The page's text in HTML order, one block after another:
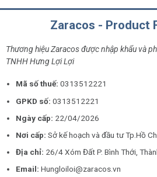
Zaracos - Product
Thương hiệu Zaracos được nhập khẩu và
TNHH Hưng Lợi Lợi
Mã số thuế: 0313512221
GPKD số:0313512221
Ngày cấp: 22/04/2026
Nơi cấp:Sở kế hoạch và đầu tư Tp.Hồ
Địa chỉ: 26/4 Xóm Đất P. Bình Thới,
Email:Hungloiloi@zaracos.vn